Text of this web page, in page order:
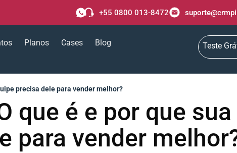
+55 0800 013-8472
Planos Cases Blog Teste
precisa dele para vender melhor?
que é e por que
para vender